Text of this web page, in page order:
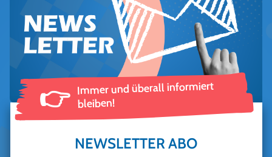
GARFUNKEL-SONGS
Einen ausverkauften Saal betreten und zu den legendären Simon
and Garfunkel-Songs wie „Mrs. Robinson“ und „Sound of Silence“
lauschen – dieser Wunsch geht mit der SIMON AND GARFUNKEL
STORY in Erfüllung. Nicht nur optisch weisen die beiden
Theaterdarsteller eine große Ähnlichkeit zu den Sängern Art
Garfunkel und Paul Simon auf. Wer im Publikum sitzt und die
Augen schließt, wird von ihren Stimmen direkt in ein Konzert der
60er-Jahre zurückkatapultiert. Das talentierte Duo auf der Bühne
schafft eine magische Atmosphäre – alleine wegen der Simon and
👉 Immer und überall informiert
bleiben!
NEWSLETTER ABO